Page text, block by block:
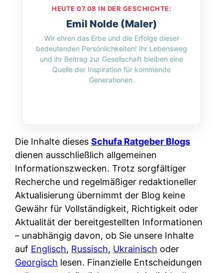
n
w
i
r
h
r
n
f
u
n
i
e
r
e
n
r
u
s
s
i
&
O
n
l
W
t
i
r
k
M
y
h
o
s
n
d
e
r
S
c
h
u
t
z
HEUTE 07.08 IN DER GESCHICHTE:
Emil Nolde (Maler)
Wir ehren das Erbe und die Erfolge dieser
bedeutenden Persönlichkeiten! Ihr Lebensweg
und ihr Beitrag zur Gesellschaft bleiben eine
Quelle der Inspiration für kommende
Generationen.
Die Inhalte diesesSchufa Ratgeber Blogs
dienen ausschließlich allgemeinen
Informationszwecken. Trotz sorgfältiger
Recherche und regelmäßiger redaktioneller
Aktualisierung übernimmt der Blog keine
Gewähr für Vollständigkeit, Richtigkeit oder
Aktualität der bereitgestellten Informationen
– unabhängig davon, ob Sie unsere Inhalte
auf Englisch, Russisch, Ukrainisch oder
Georgisch lesen. Finanzielle Entscheidungen